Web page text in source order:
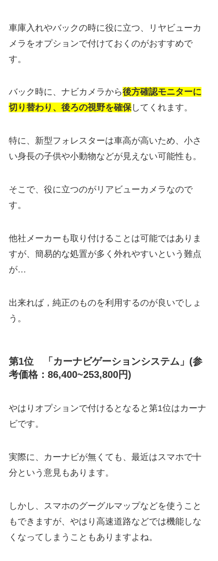
車庫入れやバックの時に役に立つ、リヤビューカ
メラをオプションで付けておくのがおすすめで
す。
バック時に、ナビカメラから後方確認モニターに
切り替わり、後ろの視野を確保してくれます。
特に、新型フォレスターは車高が高いため、小さ
い身長の子供や小動物などが見えない可能性も。
そこで、役に立つのがリアビューカメラなので
す。
他社メーカーも取り付けることは可能ではありま
すが、簡易的な処置が多く外れやすいという難点
が…
出来れば，純正のものを利用するのが良いでしょ
う。
第1位 「カーナビゲーションシステム」(参
考価格：86,400~253,800円)
やはりオプションで付けるとなると第1位はカーナ
ビです。
実際に、カーナビが無くても、最近はスマホで十
分という意見もあります。
しかし、スマホのグーグルマップなどを使うこと
もできますが、やはり高速道路などでは機能しな
くなってしまうこともありますよね。